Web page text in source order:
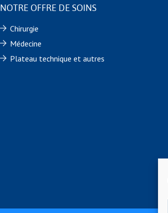
NOTRE OFFRE DE SOINS
Chirurgie
Médecine
Plateau technique et autres